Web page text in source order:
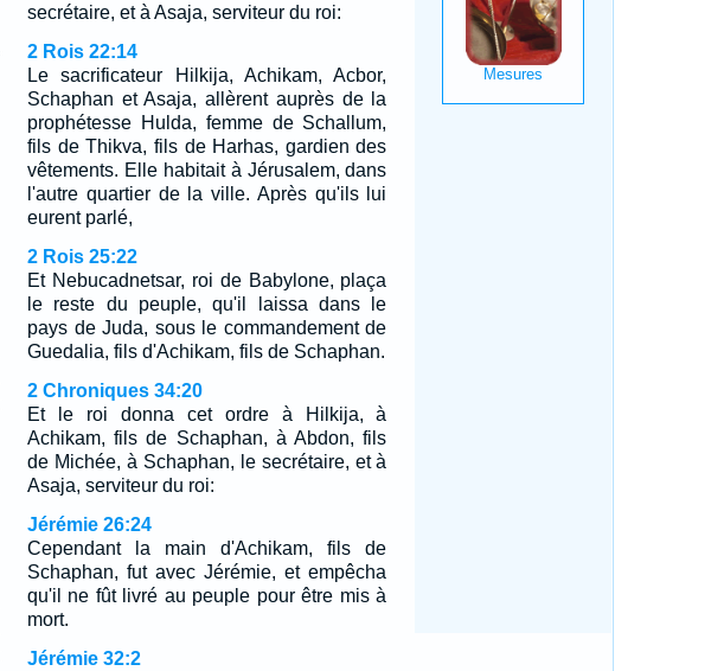
secrétaire, et à Asaja, serviteur du roi:
2 Rois 22:14
Le sacrificateur Hilkija, Achikam, Acbor,
Schaphan et Asaja, allèrent auprès de la
prophétesse Hulda, femme de Schallum,
fils de Thikva, fils de Harhas, gardien des
vêtements. Elle habitait à Jérusalem, dans
l'autre quartier de la ville. Après qu'ils lui
eurent parlé,
2 Rois 25:22
Et Nebucadnetsar, roi de Babylone, plaça
le reste du peuple, qu'il laissa dans le
pays de Juda, sous le commandement de
Guedalia, fils d'Achikam, fils de Schaphan.
2 Chroniques 34:20
Et le roi donna cet ordre à Hilkija, à
Achikam, fils de Schaphan, à Abdon, fils
de Michée, à Schaphan, le secrétaire, et à
Asaja, serviteur du roi:
Jérémie 26:24
Cependant la main d'Achikam, fils de
Schaphan, fut avec Jérémie, et empêcha
qu'il ne fût livré au peuple pour être mis à
mort.
Jérémie 32:2